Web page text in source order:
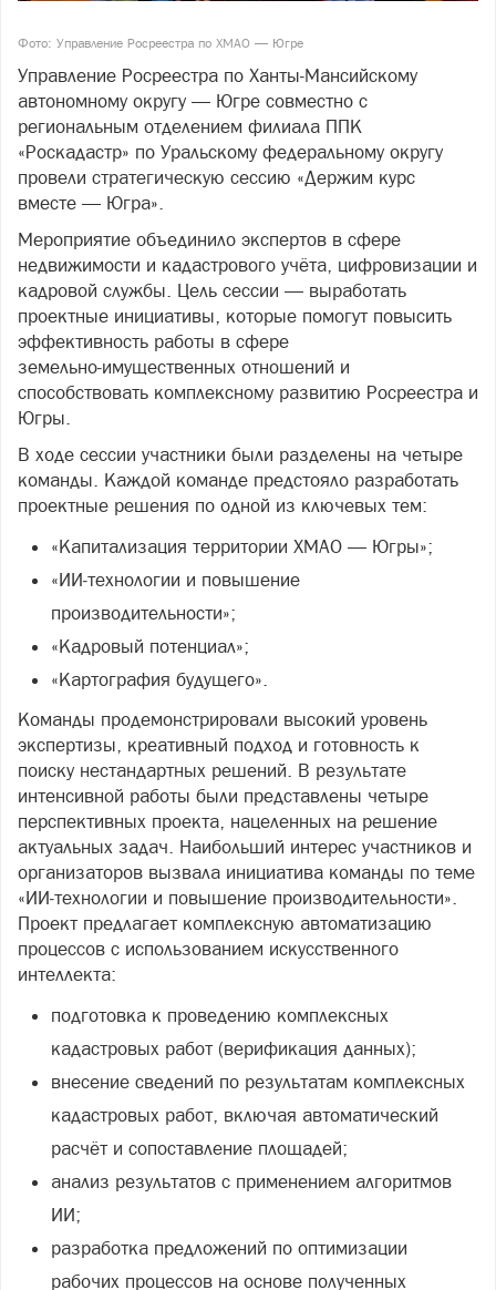
Фото: Управление Росреестра по ХМАО — Югре
Управление Росреестра по Ханты‑Мансийскому
автономному округу — Югре совместно с
региональным отделением филиала ППК
«Роскадастр» по Уральскому федеральному округу
провели стратегическую сессию «Держим курс
вместе — Югра».
Мероприятие объединило экспертов в сфере
недвижимости и кадастрового учёта, цифровизации и
кадровой службы. Цель сессии — выработать
проектные инициативы, которые помогут повысить
эффективность работы в сфере
земельно‑имущественных отношений и
способствовать комплексному развитию Росреестра и
Югры.
В ходе сессии участники были разделены на четыре
команды. Каждой команде предстояло разработать
проектные решения по одной из ключевых тем:
«Капитализация территории ХМАО — Югры»;
«ИИ‑технологии и повышение
производительности»;
«Кадровый потенциал»;
«Картография будущего».
Команды продемонстрировали высокий уровень
экспертизы, креативный подход и готовность к
поиску нестандартных решений. В результате
интенсивной работы были представлены четыре
перспективных проекта, нацеленных на решение
актуальных задач. Наибольший интерес участников и
организаторов вызвала инициатива команды по теме
«ИИ‑технологии и повышение производительности».
Проект предлагает комплексную автоматизацию
процессов с использованием искусственного
интеллекта:
подготовка к проведению комплексных
кадастровых работ (верификация данных);
внесение сведений по результатам комплексных
кадастровых работ, включая автоматический
расчёт и сопоставление площадей;
анализ результатов с применением алгоритмов
ИИ;
разработка предложений по оптимизации
рабочих процессов на основе полученных